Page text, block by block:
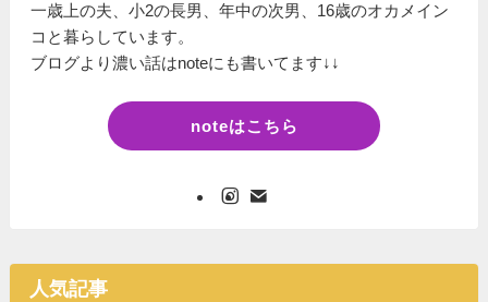
一歳上の夫、小2の長男、年中の次男、16歳のオカメイン
コと暮らしています。
ブログより濃い話はnoteにも書いてます↓↓
noteはこちら
人気記事